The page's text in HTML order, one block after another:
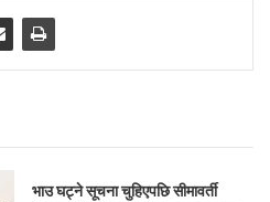
भाउ घट्ने सूचना चुहिएपछि सीमावर्ती